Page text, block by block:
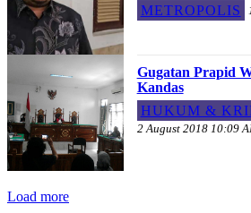
METROPOLIS
Gugatan Prapid
Kandas
HUKUM &
2 August 2018 10:09
Load more